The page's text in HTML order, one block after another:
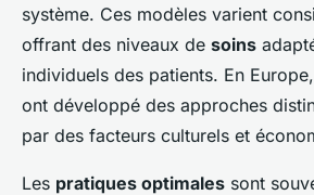
système. Ces modèles varient
offrant des niveaux de soins
individuels des patients. En
ont développé des approches
par des facteurs culturels et
Les pratiques optimales sont